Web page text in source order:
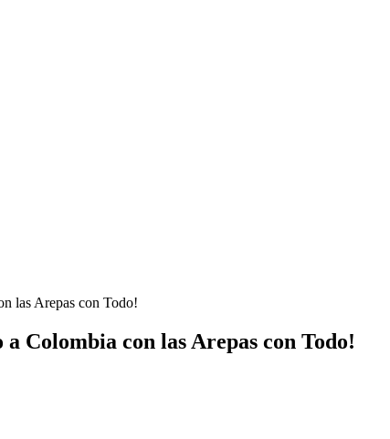
las Arepas con Todo!
Colombia con las Arepas con Todo!